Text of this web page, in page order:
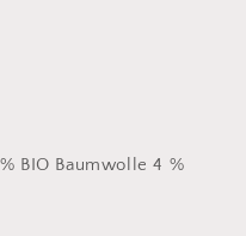
BIO Baumwolle 4 %